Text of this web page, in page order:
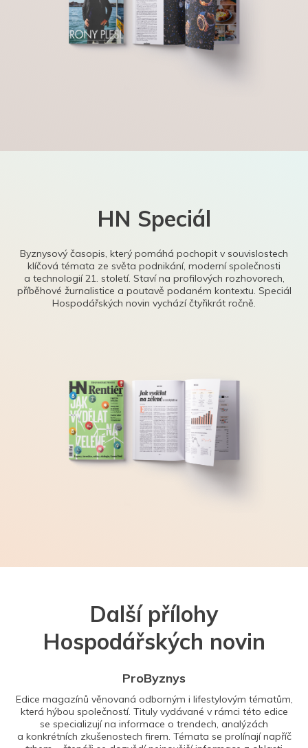
HN Speciál
Byznysový časopis, který pomáhá pochopit v souvislostech
klíčová témata ze světa podnikání, moderní společnosti
a technologií 21. století. Staví na profilových rozhovorech,
příběhové žurnalistice a poutavě podaném kontextu. Speciál
Hospodářských novin vychází čtyřikrát ročně.
Další přílohy
Hospodářských novin
ProByznys
Edice magazínů věnovaná odborným i lifestylovým tématům,
která hýbou společností. Tituly vydávané v rámci této edice
se specializují na informace o trendech, analýzách
a konkrétních zkušenostech firem. Témata se prolínají napříč